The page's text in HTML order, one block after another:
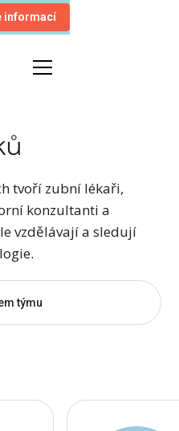
informací
tvoří zubní lékaři,
konzultanti a
vzdělávají a sledují
týmu